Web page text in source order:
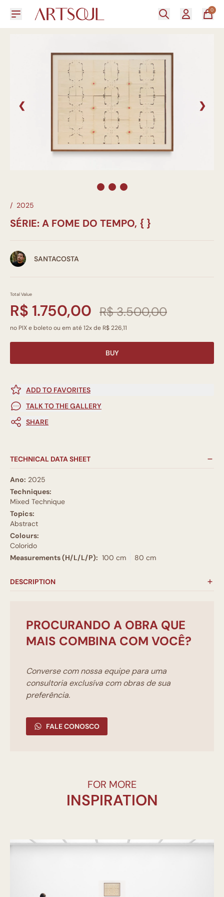
0
❮ ❯
/ 2025
SÉRIE: A FOME DO TEMPO, { }
SANTACOSTA
Total Value
R$ 1.750,00 R$ 3.500,00
no PIX e boleto ou em até 12x de R$ 226,11
BUY
ADD TO FAVORITES
TALK TO THE GALLERY
SHARE
TECHNICAL DATA SHEET
Ano: 2025
Techniques:
Mixed Technique
Topics:
Abstract
Colours:
Colorido
Measurements (H/L/L/P): 100 cm 80 cm
DESCRIPTION
PROCURANDO A OBRA QUE
MAIS COMBINA COM VOCÊ?
Converse com nossa equipe para uma
consultoria exclusíva com obras de sua
preferência.
FALE CONOSCO
FOR MORE
INSPIRATION